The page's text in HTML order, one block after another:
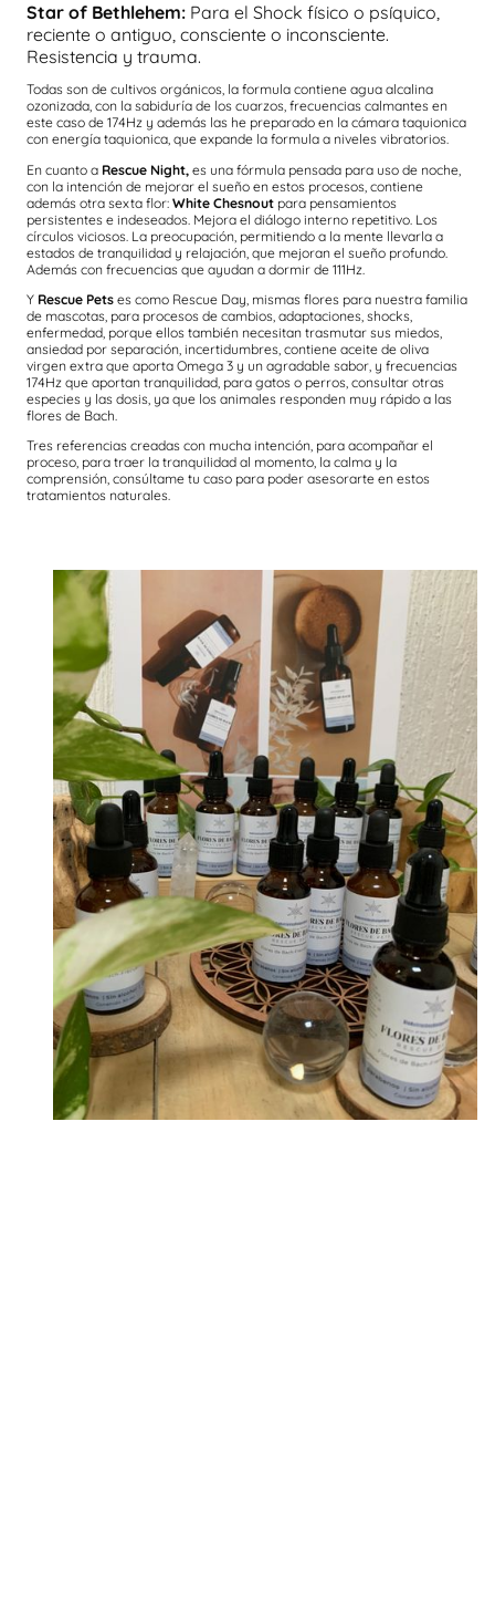
Star of Bethlehem: Para el Shock físico o psíquico,
reciente o antiguo, consciente o inconsciente.
Resistencia y trauma.
Todas son de cultivos orgánicos, la formula contiene agua alcalina
ozonizada, con la sabiduría de los cuarzos, frecuencias calmantes en
este caso de 174Hz y además las he preparado en la cámara taquionica
con energía taquionica, que expande la formula a niveles vibratorios.
En cuanto a Rescue Night, es una fórmula pensada para uso de noche,
con la intención de mejorar el sueño en estos procesos, contiene
además otra sexta flor: White Chesnout para pensamientos
persistentes e indeseados. Mejora el diálogo interno repetitivo. Los
círculos viciosos. La preocupación, permitiendo a la mente llevarla a
estados de tranquilidad y relajación, que mejoran el sueño profundo.
Además con frecuencias que ayudan a dormir de 111Hz.
Y Rescue Pets es como Rescue Day, mismas flores para nuestra familia
de mascotas, para procesos de cambios, adaptaciones, shocks,
enfermedad, porque ellos también necesitan trasmutar sus miedos,
ansiedad por separación, incertidumbres, contiene aceite de oliva
virgen extra que aporta Omega 3 y un agradable sabor, y frecuencias
174Hz que aportan tranquilidad, para gatos o perros, consultar otras
especies y las dosis, ya que los animales responden muy rápido a las
flores de Bach.
Tres referencias creadas con mucha intención, para acompañar el
proceso, para traer la tranquilidad al momento, la calma y la
comprensión, consúltame tu caso para poder asesorarte en estos
tratamientos naturales.